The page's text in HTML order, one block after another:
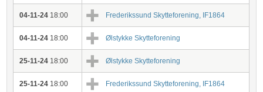
04-11-24 18:00 Frederikssund Skytteforening, IF1864
04-11-24 18:00 Ølstykke Skytteforening
25-11-24 18:00 Ølstykke Skytteforening
25-11-24 18:00 Frederikssund Skytteforening, IF1864